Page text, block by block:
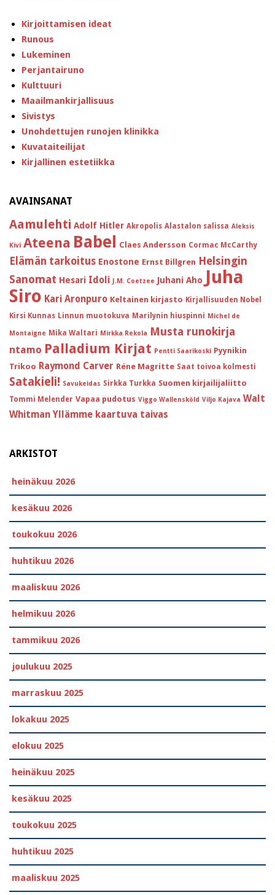
Kirjoittamisen ideat
Runous
Lukeminen
Perjantairuno
Kulttuuri
Maailmankirjallisuus
Sivistys
Unohdettujen runojen klinikka
Kuvataiteilijat
Kirjallinen estetiikka
AVAINSANAT
Aamulehti Adolf Hitler Akropolis Alastalon salissa Aleksis
Kivi Ateena Babel Claes Andersson Cormac McCarthy
Elämän tarkoitus Enostone Ernst Billgren Helsingin
Sanomat Hesari Idoli J.M. Coetzee Juhani Aho Juha
Siro Kari Aronpuro Keltainen kirjasto Kirjallisuuden Nobel
Kirsi Kunnas Linnun muotokuva Marilynin hiuspinni Michel de
Montaigne Mika Waltari Mirkka Rekola Musta runokirja
ntamo Palladium Kirjat Pentti Saarikoski Pyynikin
Trikoo Raymond Carver Réne Magritte Saat toivoa kolmesti
Satakieli! Savukeidas Sirkka Turkka Suomen kirjailijaliitto
Tommi Melender Vapaa pudotus Viggo Wallensköld Viljo Kajava Walt
Whitman Yllämme kaartuva taivas
ARKISTOT
heinäkuu 2026
kesäkuu 2026
toukokuu 2026
huhtikuu 2026
maaliskuu 2026
helmikuu 2026
tammikuu 2026
joulukuu 2025
marraskuu 2025
lokakuu 2025
elokuu 2025
heinäkuu 2025
kesäkuu 2025
toukokuu 2025
huhtikuu 2025
maaliskuu 2025